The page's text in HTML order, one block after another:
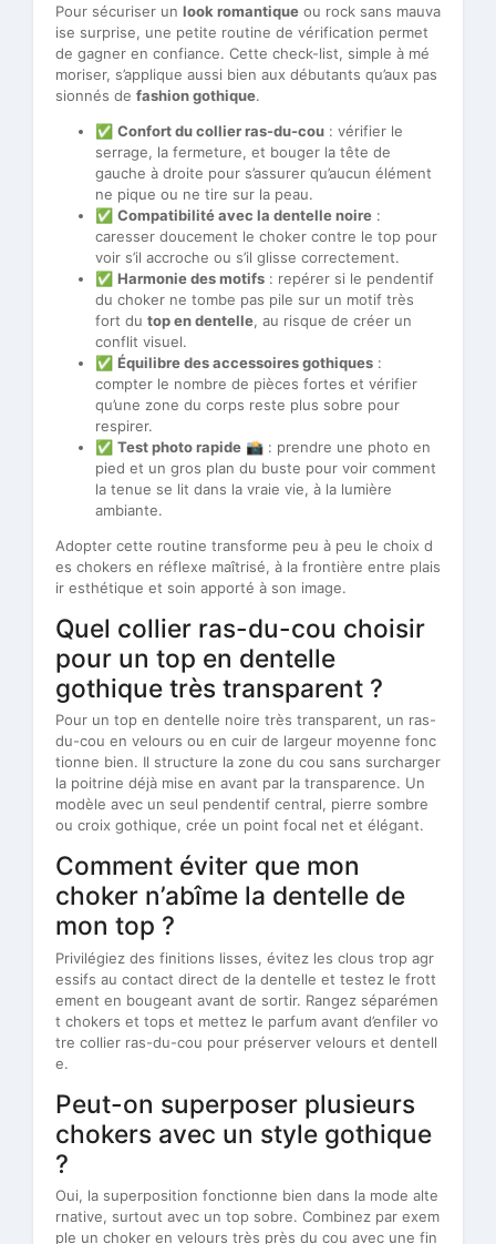
Pour sécuriser un look romantique ou rock sans mauva
ise surprise, une petite routine de vérification permet
de gagner en confiance. Cette check-list, simple à mé
moriser, s’applique aussi bien aux débutants qu’aux pas
sionnés de fashion gothique.
✅ Confort du collier ras-du-cou : vérifier le
serrage, la fermeture, et bouger la tête de
gauche à droite pour s’assurer qu’aucun élément
ne pique ou ne tire sur la peau.
✅ Compatibilité avec la dentelle noire :
caresser doucement le choker contre le top pour
voir s’il accroche ou s’il glisse correctement.
✅ Harmonie des motifs : repérer si le pendentif
du choker ne tombe pas pile sur un motif très
fort du top en dentelle, au risque de créer un
conflit visuel.
✅ Équilibre des accessoires gothiques :
compter le nombre de pièces fortes et vérifier
qu’une zone du corps reste plus sobre pour
respirer.
✅ Test photo rapide 📸 : prendre une photo en
pied et un gros plan du buste pour voir comment
la tenue se lit dans la vraie vie, à la lumière
ambiante.
Adopter cette routine transforme peu à peu le choix d
es chokers en réflexe maîtrisé, à la frontière entre plais
ir esthétique et soin apporté à son image.
Quel collier ras-du-cou choisir
pour un top en dentelle
gothique très transparent ?
Pour un top en dentelle noire très transparent, un ras-
du-cou en velours ou en cuir de largeur moyenne fonc
tionne bien. Il structure la zone du cou sans surcharger
la poitrine déjà mise en avant par la transparence. Un
modèle avec un seul pendentif central, pierre sombre
ou croix gothique, crée un point focal net et élégant.
Comment éviter que mon
choker n’abîme la dentelle de
mon top ?
Privilégiez des finitions lisses, évitez les clous trop agr
essifs au contact direct de la dentelle et testez le frott
ement en bougeant avant de sortir. Rangez séparémen
t chokers et tops et mettez le parfum avant d’enfiler vo
tre collier ras-du-cou pour préserver velours et dentell
e.
Peut-on superposer plusieurs
chokers avec un style gothique
?
Oui, la superposition fonctionne bien dans la mode alte
rnative, surtout avec un top sobre. Combinez par exem
ple un choker en velours très près du cou avec une fin